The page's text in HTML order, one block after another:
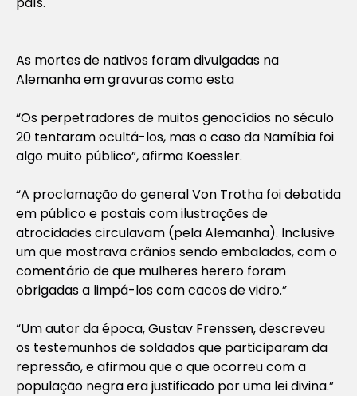
As mortes de nativos foram divulgadas na
Alemanha em gravuras como esta
“Os perpetradores de muitos genocídios no século
20 tentaram ocultá-los, mas o caso da Namíbia foi
algo muito público”, afirma Koessler.
“A proclamação do general Von Trotha foi debatida
em público e postais com ilustrações de
atrocidades circulavam (pela Alemanha). Inclusive
um que mostrava crânios sendo embalados, com o
comentário de que mulheres herero foram
obrigadas a limpá-los com cacos de vidro.”
“Um autor da época, Gustav Frenssen, descreveu
os testemunhos de soldados que participaram da
repressão, e afirmou que o que ocorreu com a
população negra era justificado por uma lei divina.”